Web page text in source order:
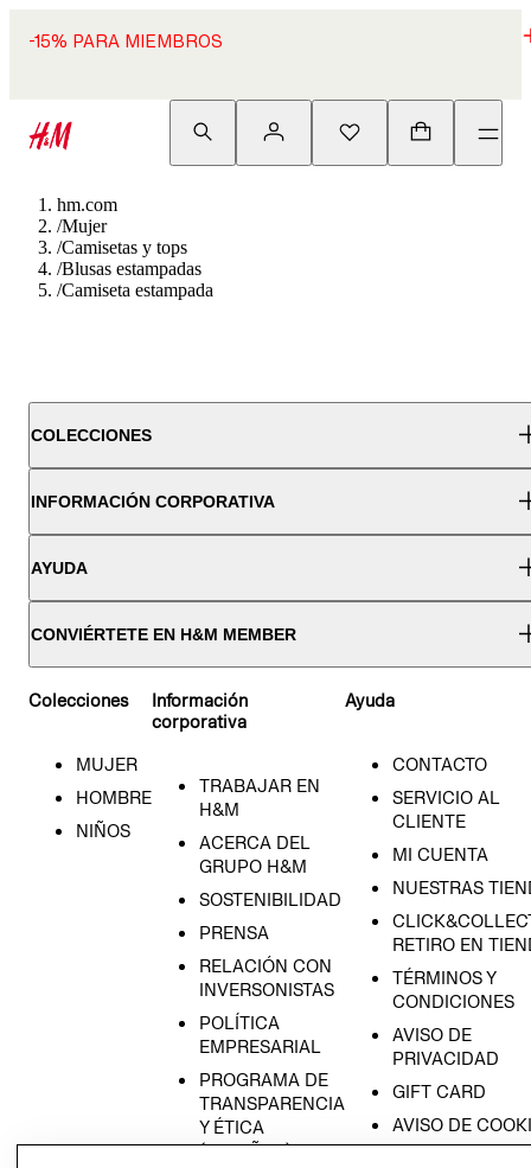
-15% PARA MIEMBROS
hm.com
/Mujer
/Camisetas y tops
/Blusas estampadas
/Camiseta estampada
COLECCIONES
INFORMACIÓN CORPORATIVA
AYUDA
CONVIÉRTETE EN H&M MEMBER
Colecciones
MUJER
HOMBRE
NIÑOS
Información
corporativa
TRABAJAR EN
H&M
ACERCA DEL
GRUPO H&M
SOSTENIBILIDAD
PRENSA
RELACIÓN CON
INVERSONISTAS
POLÍTICA
EMPRESARIAL
PROGRAMA DE
TRANSPARENCIA
Y ÉTICA
(ESPAÑOL)
Ayuda
CONTACTO
SERVICIO AL
CLIENTE
MI CUENTA
NUESTRAS
RETIRO EN
TÉRMINOS Y
CONDICIONES
AVISO DE
PRIVACIDAD
GIFT CARD
AVISO DE